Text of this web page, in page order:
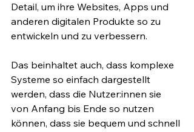
Detail, um ihre Websites, Apps und
anderen digitalen Produkte so zu
entwickeln und zu verbessern.
Das beinhaltet auch, dass komplexe
Systeme so einfach dargestellt
werden, dass die Nutzer:innen sie
von Anfang bis Ende so nutzen
können, dass sie bequem und schnell